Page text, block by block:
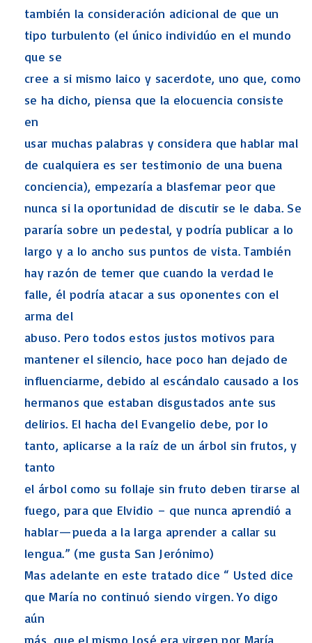
también la consideración adicional de que un
tipo turbulento (el único individúo en el mundo
que se
cree a si mismo laico y sacerdote, uno que, como
se ha dicho, piensa que la elocuencia consiste
en
usar muchas palabras y considera que hablar mal
de cualquiera es ser testimonio de una buena
conciencia), empezaría a blasfemar peor que
nunca si la oportunidad de discutir se le daba. Se
pararía sobre un pedestal, y podría publicar a lo
largo y a lo ancho sus puntos de vista. También
hay razón de temer que cuando la verdad le
falle, él podría atacar a sus oponentes con el
arma del
abuso. Pero todos estos justos motivos para
mantener el silencio, hace poco han dejado de
influenciarme, debido al escándalo causado a los
hermanos que estaban disgustados ante sus
delirios. El hacha del Evangelio debe, por lo
tanto, aplicarse a la raíz de un árbol sin frutos, y
tanto
el árbol como su follaje sin fruto deben tirarse al
fuego, para que Elvidio – que nunca aprendió a
hablar—pueda a la larga aprender a callar su
lengua.” (me gusta San Jerónimo)
Mas adelante en este tratado dice “ Usted dice
que María no continuó siendo virgen. Yo digo
aún
más, que el mismo José era virgen por María,